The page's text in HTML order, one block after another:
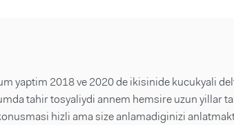
Sorular ve Yanıtlar
Makaleler
Videolar
yaptim 2018 ve 2020 de ikisinide kucukyali
tahir tosyaliydi annem hemsire uzun yillar
hizli ama size anlamadiginizi